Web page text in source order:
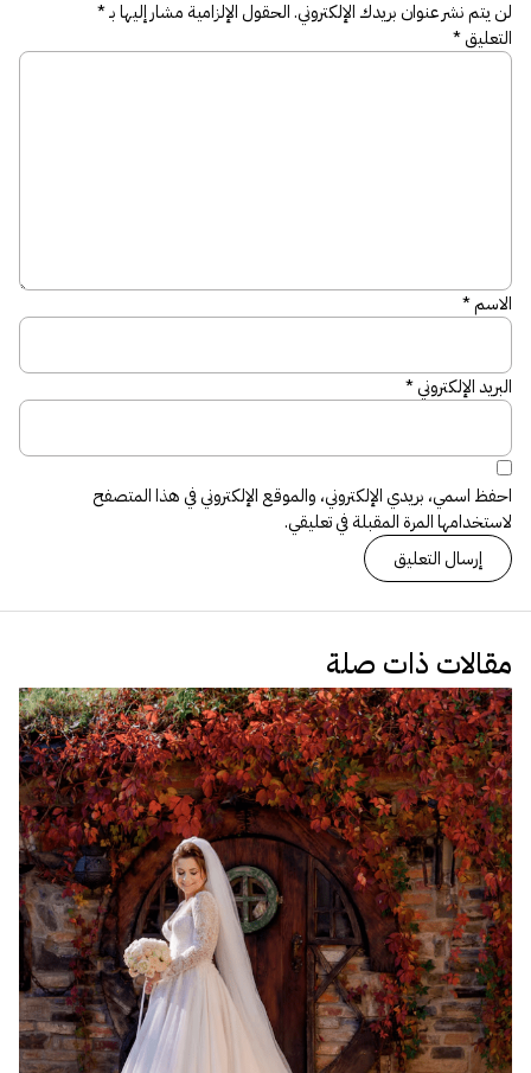
لن يتم نشر عنوان بريدك الإلكتروني.الحقول الإلزامية مشار إليها بـ*
التعليق*
الاسم*
البريد الإلكتروني*
احفظ اسمي، بريدي الإلكتروني، والموقع الإلكتروني في هذا المتصفح
لاستخدامها المرة المقبلة في تعليقي.
مقالات ذات صلة